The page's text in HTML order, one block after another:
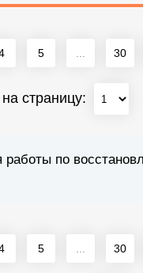
5 30
страницу:
по
5 30